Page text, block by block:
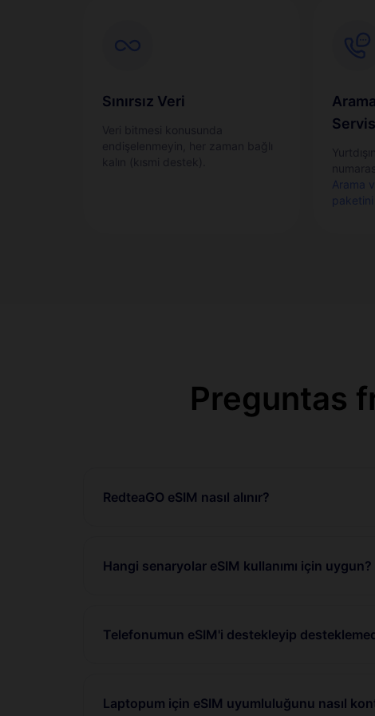
Sınırsız Veri
Arama
paketini
Preguntas
RedteaGO eSIM nasıl alınır?
Hangi senaryolar eSIM kullanımı için uygun?
Telefonumun eSIM'i destekleyip
Laptopum için eSIM uyumluluğunu nasıl